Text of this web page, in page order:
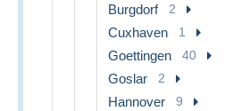
Burgdorf 2
Cuxhaven 1
Goettingen 40
Goslar 2
Hannover 9